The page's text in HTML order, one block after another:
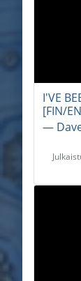
I'VE
[FIN/
―